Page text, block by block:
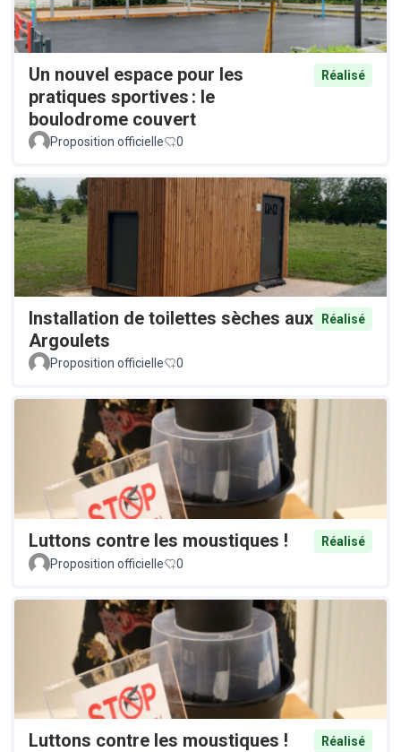
Un nouvel espace pour les
pratiques sportives : le
boulodrome couvert
Réalisé
Proposition officielle 0
Installation de toilettes sèches aux
Argoulets
Réalisé
Proposition officielle 0
Luttons contre les moustiques !
Réalisé
Proposition officielle
0
Luttons contre les moustiques !
Réalisé